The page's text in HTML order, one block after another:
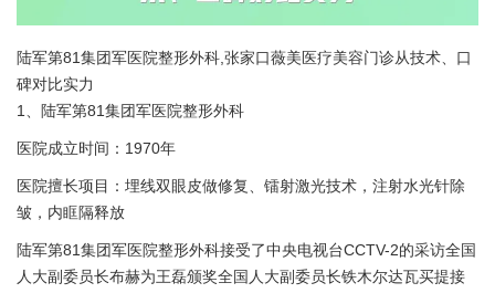
陆军第81集团军医院整形外科,张家口薇美医疗美容门诊从技术、口
碑对比实力
1、陆军第81集团军医院整形外科
医院成立时间：1970年
医院擅长项目：埋线双眼皮做修复、镭射激光技术，注射水光针除
皱，内眶隔释放
陆军第81集团军医院整形外科接受了中央电视台CCTV-2的采访全国
人大副委员长布赫为王磊颁奖全国人大副委员长铁木尔达瓦买提接